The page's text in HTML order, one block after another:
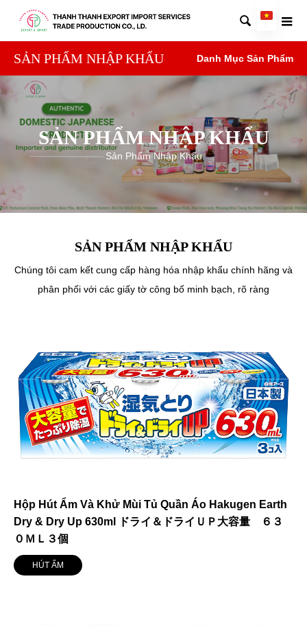

SẢN PHẨM NHẬP KHẨU Danh Mục Sản Phẩm
SẢN PHẨM NHẬP KHẨU
Sản Phẩm Nhập Khẩu
SẢN PHẨM NHẬP KHẨU
Chúng tôi cam kết cung cấp hàng hóa nhập khẩu chính hãng và
phân phối với các giấy tờ công bố minh bạch, rõ ràng
Hộp Hút Ẩm Và Khử Mùi Tủ Quần Áo Hakugen Earth
Dry & Dry Up 630ml ドライ＆ドライＵＰ大容量 ６３
０ＭＬ３個
HÚT ẨM